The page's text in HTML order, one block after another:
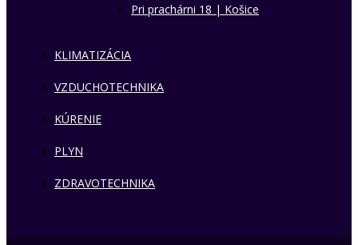
Pri prachárni 18 | Košice
KLIMATIZÁCIA
VZDUCHOTECHNIKA
KÚRENIE
PLYN
ZDRAVOTECHNIKA